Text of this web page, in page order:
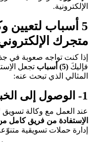
الإلكترونية.
5 أسباب لتعيين
متجرك
إذا كنت تواجه صعوبة في
فإليكَ (5) أسباب
تجعل
المثالي الذي تبحث عنه:
1- الوصول إلى الخبرات المتخصصة
عند العمل مع وكالة تسويق
الاِستفادة من فريق كامل
إدارة حملات تسويقية